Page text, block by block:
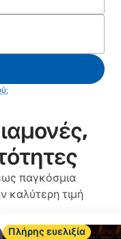
παγκόσμια
καλύτερη τιμή
Πλήρης ευελιξία